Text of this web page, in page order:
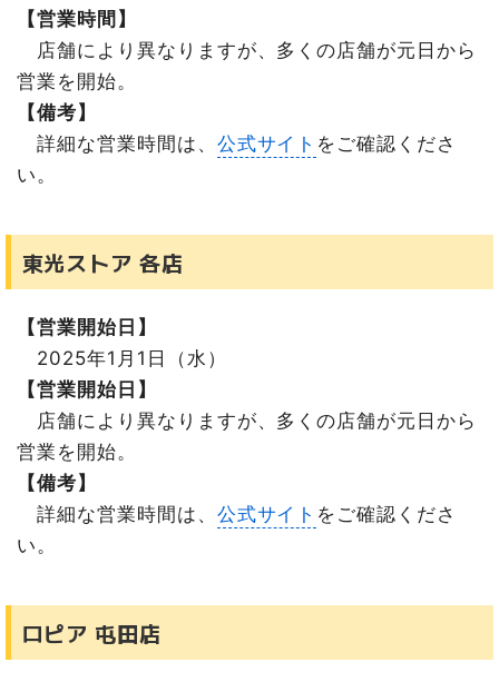
【営業時間】
店舗により異なりますが、多くの店舗が元日から
営業を開始。
【備考】
詳細な営業時間は、 公式サイト をご確認くださ
い。
東光ストア 各店
【営業開始日】
2025年1月1日（水）
【営業開始日】
店舗により異なりますが、多くの店舗が元日から
営業を開始。
【備考】
詳細な営業時間は、 公式サイト をご確認くださ
い。
ロピア 屯田店